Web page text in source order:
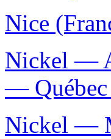
Nice
Nickel —
—
Nickel —